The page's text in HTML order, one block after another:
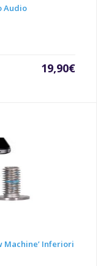
Audio
19,90€
Machine’ Inferiori